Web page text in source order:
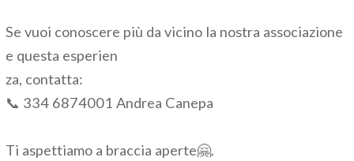
Se vuoi conoscere più da vicino la nostra associazione
e questa esperien
za, contatta:
📞 334 6874001 Andrea Canepa
Ti aspettiamo a braccia aperte🤗.